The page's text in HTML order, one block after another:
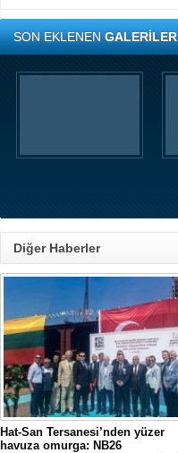
SON EKLENENGALERİLER
Diğer Haberler
Hat-San Tersanesi’nden yüzer
havuza omurga: NB26